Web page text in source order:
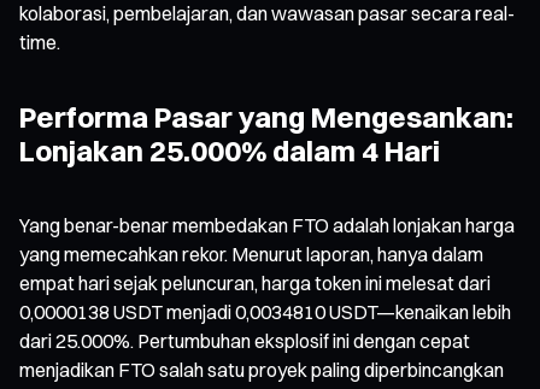
kolaborasi, pembelajaran, dan wawasan pasar secara real-
time.
Performa Pasar yang Mengesankan:
Lonjakan 25.000% dalam 4 Hari
Yang benar-benar membedakan FTO adalah lonjakan harga
yang memecahkan rekor. Menurut laporan, hanya dalam
empat hari sejak peluncuran, harga token ini melesat dari
0,0000138 USDT menjadi 0,0034810 USDT—kenaikan lebih
dari 25.000%. Pertumbuhan eksplosif ini dengan cepat
menjadikan FTO salah satu proyek paling diperbincangkan